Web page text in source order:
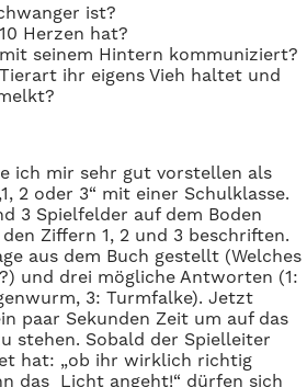
ist?
Herzen hat?
seinem Hintern kommuniziert?
ihr eigens Vieh haltet und
ich mir sehr gut vorstellen als
2 oder 3“ mit einer Schulklasse.
3 Spielfelder auf dem Boden
Ziffern 1, 2 und 3 beschriften.
aus dem Buch gestellt (Welches
und drei mögliche Antworten (1:
3: Turmfalke). Jetzt
paar Sekunden Zeit um auf das
stehen. Sobald der Spielleiter
hat: „ob ihr wirklich richtig
das Licht angeht!“ dürfen sich